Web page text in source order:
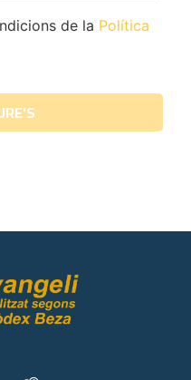
de la Política